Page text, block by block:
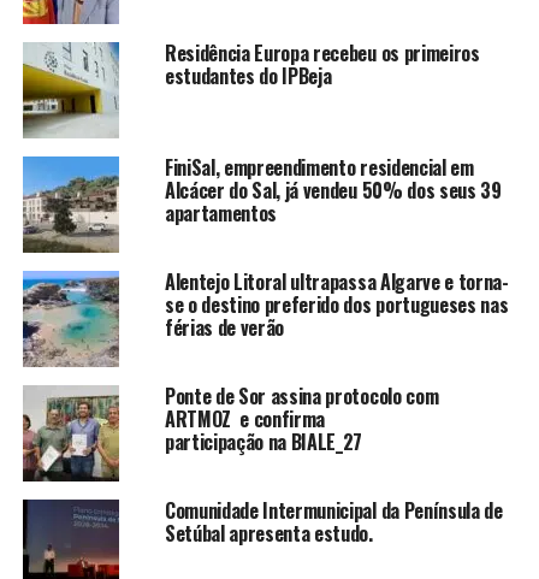
Residência Europa recebeu os primeiros
estudantes do IPBeja
FiniSal, empreendimento residencial em
Alcácer do Sal, já vendeu 50% dos seus 39
apartamentos
Alentejo Litoral ultrapassa Algarve e torna-
se o destino preferido dos portugueses nas
férias de verão
Ponte de Sor assina protocolo com
ARTMOZ e confirma
participação na BIALE_27
Comunidade Intermunicipal da Península de
Setúbal apresenta estudo.